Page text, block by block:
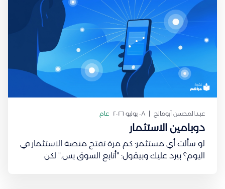
عبدالمحسن أبومالح ٠٨ يوليو ٢٠٢٦ عام
دوبامين الاستثمار
لو سألت أي مستثمر: كم مرة تفتح منصة الاستثمار في
اليوم؟ بيرد عليك وبيقول: "أتابع السوق بس." لكن